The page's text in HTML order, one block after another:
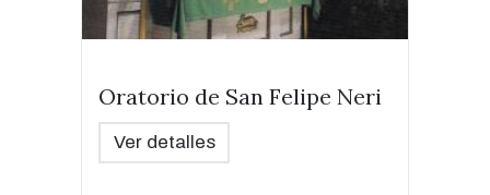
Oratorio de San Felipe Neri
Ver detalles